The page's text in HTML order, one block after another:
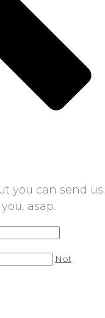
you can send us
asap.
Not